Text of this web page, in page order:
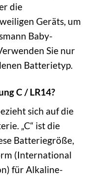
die
Geräts, um
Baby-
Sie nur
Batterietyp.
C / LR14?
sich auf die
„C“ ist die
Batteriegröße,
(International
für Alkaline-